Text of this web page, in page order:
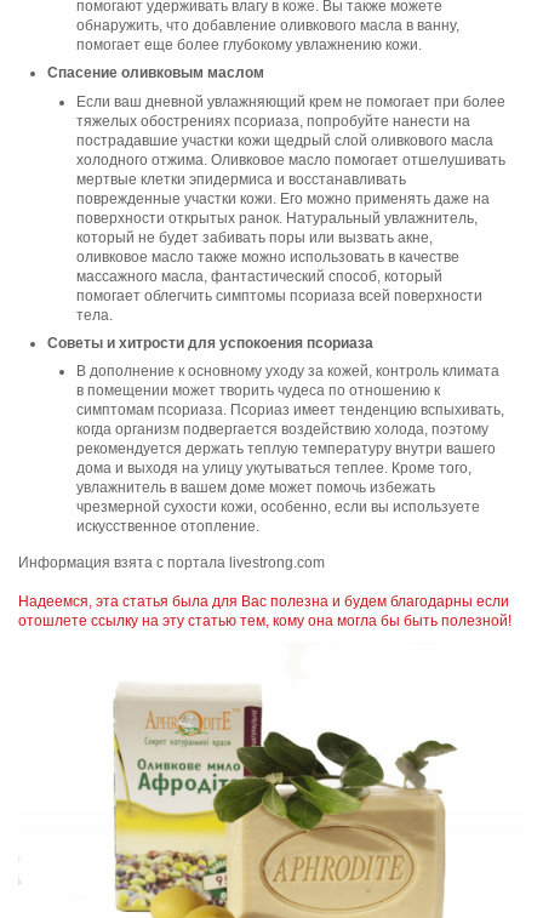
помогают удерживать влагу в коже. Вы также можете
обнаружить, что добавление оливкового масла в ванну,
помогает еще более глубокому увлажнению кожи.
Спасение оливковым маслом
Если ваш дневной увлажняющий крем не помогает при более
тяжелых обострениях псориаза, попробуйте нанести на
пострадавшие участки кожи щедрый слой оливкового масла
холодного отжима. Оливковое масло помогает отшелушивать
мертвые клетки эпидермиса и восстанавливать
поврежденные участки кожи. Его можно применять даже на
поверхности открытых ранок. Натуральный увлажнитель,
который не будет забивать поры или вызвать акне,
оливковое масло также можно использовать в качестве
массажного масла, фантастический способ, который
помогает облегчить симптомы псориаза всей поверхности
тела.
Советы и хитрости для успокоения псориаза
В дополнение к основному уходу за кожей, контроль климата
в помещении может творить чудеса по отношению к
симптомам псориаза. Псориаз имеет тенденцию вспыхивать,
когда организм подвергается воздействию холода, поэтому
рекомендуется держать теплую температуру внутри вашего
дома и выходя на улицу укутываться теплее. Кроме того,
увлажнитель в вашем доме может помочь избежать
чрезмерной сухости кожи, особенно, если вы используете
искусственное отопление.
Информация взята с портала livestrong.com
Надеемся, эта статья была для Вас полезна и будем благодарны если
отошлете ссылку на эту статью тем, кому она могла бы быть полезной!